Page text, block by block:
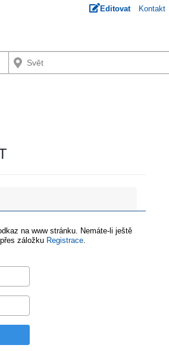
Editovat Kontakt
na www stránku. Nemáte-li ještě
záložku Registrace